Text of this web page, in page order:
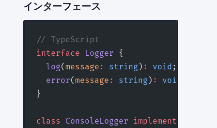
インターフェース
// TypeScript
interface Logger {
  log
( message : string ) : void ;
  error
( message : string ) : void
}
class ConsoleLogger implements